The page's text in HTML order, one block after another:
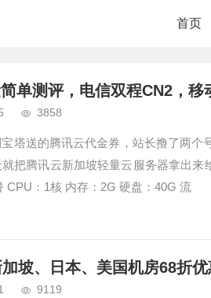
首页
单测评，电信双程CN2，
3858
塔送的腾讯云代金券，站长撸了两个
把腾讯云新加坡轻量云服务器拿出
来说还是不错的。 测试套餐 CPU：1核 内存：2G 硬盘：40G 流
坡、日本、美国机房68折
9119